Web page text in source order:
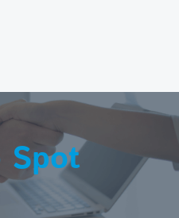
Spot